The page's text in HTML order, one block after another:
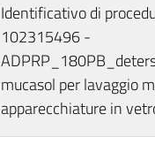
Identificativo di
102315496 -
mucasol per lavaggio
apparecchiature in